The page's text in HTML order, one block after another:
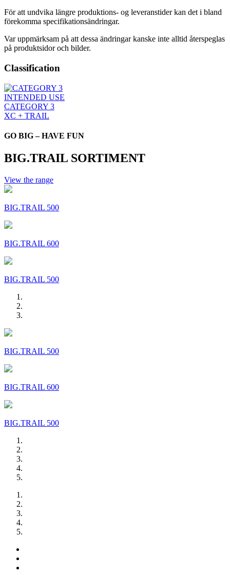
För att undvika längre produktions- og leveranstider kan det i bland
förekomma specifikationsändringar.
Var uppmärksam på att dessa ändringar kanske inte alltid återspeglas
på produktsidor och bilder.
Classification
INTENDED USE
CATEGORY 3
XC + TRAIL
GO BIG – HAVE FUN
BIG.TRAIL SORTIMENT
View the range
BIG.TRAIL 500
BIG.TRAIL 600
BIG.TRAIL 500
BIG.TRAIL 500
BIG.TRAIL 600
BIG.TRAIL 500